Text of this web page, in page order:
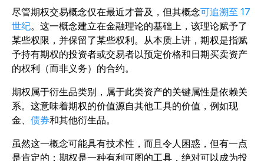
尽管期权交易概念仅在最近才普及，但其概念可追溯至 17
世纪。这一概念建立在金融理论的基础上，该理论赋予了
某些权限，并保留了某些权利。从本质上讲，期权是指赋
予持有期权的投资者或交易者以预定价格和日期买卖资产
的权利（而非义务）的合约。
期权属于衍生品类别，属于此类资产的关键属性是依赖关
系。 这意味着期权的价值源自其他工具的价值，例如现
金、 债券和其他衍生品。
虽然这一概念可能具有技术性，而且令人困惑，但有一点
是肯定的：期权是一种有利可图的工具，绝对可以成为投